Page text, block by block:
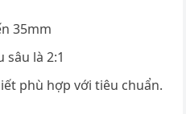
35mm
sâu là 2:1
phù hợp với tiêu chuẩn.